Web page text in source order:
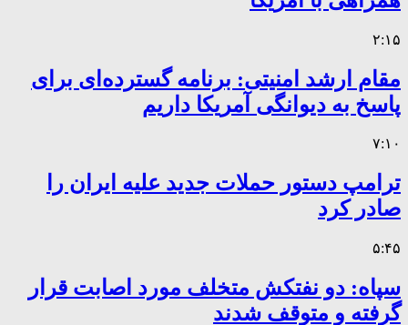
۲:۱۵
مقام ارشد امنیتی: برنامه گسترده‌ای برای
پاسخ به دیوانگی آمریکا داریم
۷:۱۰
ترامپ دستور حملات جدید علیه ایران را
صادر کرد
۵:۴۵
سپاه: دو نفتکش متخلف مورد اصابت قرار
گرفته و متوقف شدند